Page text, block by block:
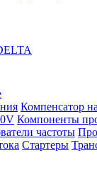
Компенсатор
Компоненты
частоты
Стартеры